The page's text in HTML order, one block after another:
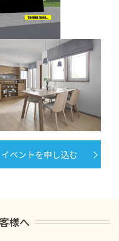
イベントを申し込む
様へ